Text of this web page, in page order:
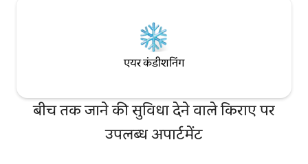
एयर कंडीशनिंग
बीच तक जाने की सुविधा देने वाले किराए पर
उपलब्ध अपार्टमेंट